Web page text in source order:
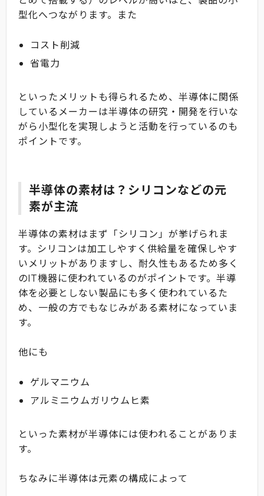
型化へつながります。また
コスト削減
省電力
といったメリットも得られるため、半導体に関係
しているメーカーは半導体の研究・開発を行いな
がら小型化を実現しようと活動を行っているのも
ポイントです。
半導体の素材は？シリコンなどの元
素が主流
半導体の素材はまず「シリコン」が挙げられま
す。シリコンは加工しやすく供給量を確保しやす
いメリットがありますし、耐久性もあるため多く
のIT機器に使われているのがポイントです。半導
体を必要としない製品にも多く使われているた
め、一般の方でもなじみがある素材になっていま
す。
他にも
ゲルマニウム
アルミニウムガリウムヒ素
といった素材が半導体には使われることがありま
す。
ちなみに半導体は元素の構成によって